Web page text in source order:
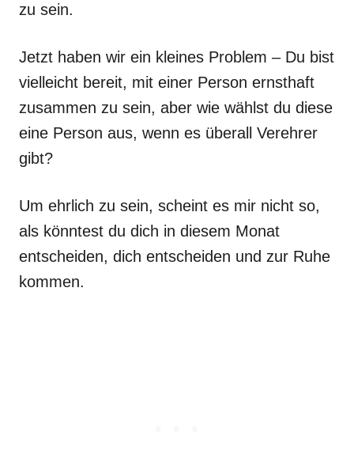
zu sein.
Jetzt haben wir ein kleines Problem – Du bist
vielleicht bereit, mit einer Person ernsthaft
zusammen zu sein, aber wie wählst du diese
eine Person aus, wenn es überall Verehrer
gibt?
Um ehrlich zu sein, scheint es mir nicht so,
als könntest du dich in diesem Monat
entscheiden, dich entscheiden und zur Ruhe
kommen.